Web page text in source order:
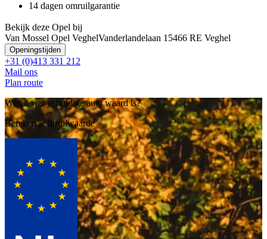
14 dagen omruilgarantie
Bekijk deze Opel bij
Van Mossel Opel VeghelVanderlandelaan 1 5466 RE Veghel
Openingstijden
+31 (0)413 331 212
Mail ons
Plan route
Weten wat je huidige auto waard is?
Bereken je inruilwaarde